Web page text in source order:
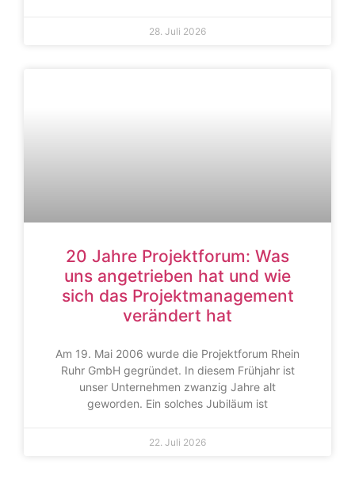
28. Juli 2026
20 Jahre Projektforum: Was
uns angetrieben hat und wie
sich das Projektmanagement
verändert hat
Am 19. Mai 2006 wurde die Projektforum Rhein
Ruhr GmbH gegründet. In diesem Frühjahr ist
unser Unternehmen zwanzig Jahre alt
geworden. Ein solches Jubiläum ist
22. Juli 2026